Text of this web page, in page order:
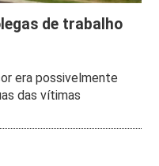
de trabalho
era possivelmente
das vítimas